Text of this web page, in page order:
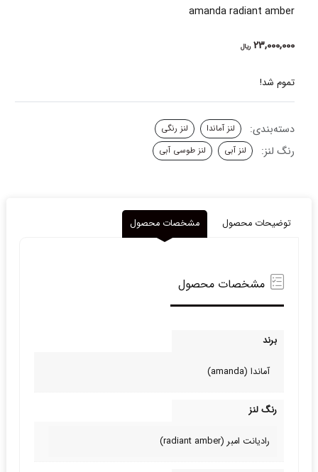
amanda radiant amber
23,000,000 ریال
تموم شد!
دسته‌بندی: لنز آماندا لنز رنگی
رنگ لنز: لنز آبی لنز طوسی آبی
توضیحات محصول مشخصات محصول
مشخصات محصول
برند
آماندا (amanda)
رنگ لنز
رادیانت امبر (radiant amber)